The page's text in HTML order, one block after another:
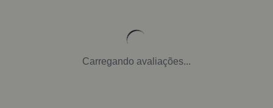
Carregando avaliações...